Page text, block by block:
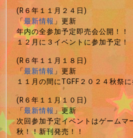
(R６年１１月２４日)
「最新情報」更新
年内の全参加予定即売会公開！！
１２月に３イベントに参加予定！
(R６年１１月１８日)
「最新情報」更新
１１月の間にTGFF２０２４秋祭に
(R６年１１月１０日)
「最新情報」更新
次回参加予定イベントはゲームマ
秋！！新刊発売！！